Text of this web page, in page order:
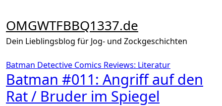
springen
OMGWTFBBQ1337.de
Dein Lieblingsblog für Jog- und Zockgeschichten
Batman Detective Comics Reviews: Literatur
Batman #011: Angriff auf den
Rat / Bruder im Spiegel